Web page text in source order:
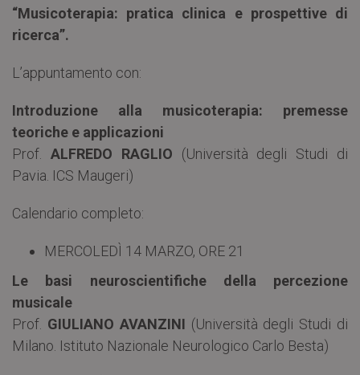
“Musicoterapia: pratica clinica e prospettive di
ricerca”.
L’appuntamento con:
Introduzione alla musicoterapia: premesse
teoriche e applicazioni
Prof. ALFREDO RAGLIO (Università degli Studi di
Pavia. ICS Maugeri)
Calendario completo:
MERCOLEDÌ 14 MARZO, ORE 21
Le basi neuroscientifiche della percezione
musicale
Prof. GIULIANO AVANZINI (Università degli Studi di
Milano. Istituto Nazionale Neurologico Carlo Besta)